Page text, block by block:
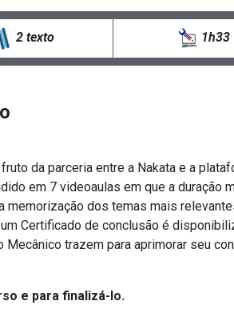
2 texto 1h33
da parceria entre a Nakata e a
em 7 videoaulas em que a duração
memorização dos temas mais
Certificado de conclusão é
trazem para aprimorar seu
e para finalizá-lo.